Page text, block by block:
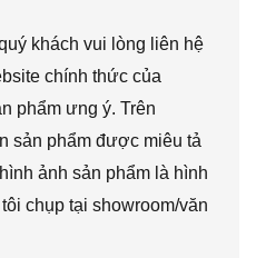
khách vui lòng liên hệ
chính thức của
phẩm ưng ý. Trên
sản phẩm được miêu tả
ảnh sản phẩm là hình
chụp tại showroom/văn